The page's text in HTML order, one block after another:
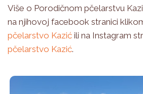
Više o Porodičnom pčelarstvu
na njihovoj facebook stranici
pčelarstvo Kazić ili na Instagram
pčelarstvo Kazić.